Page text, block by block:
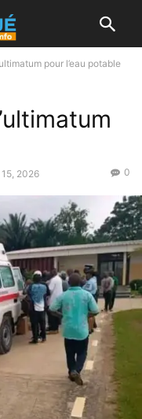
pour l’eau potable
2026 0